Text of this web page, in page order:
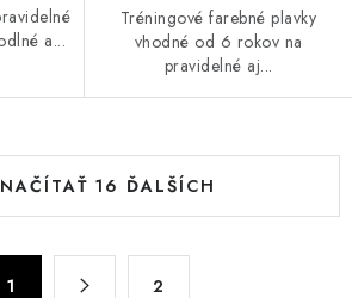
a...
Tréningové farebné plavky
vhodné od 6 rokov na
pravidelné aj...
NAČÍTAŤ 16 ĎALŠÍCH
1 2